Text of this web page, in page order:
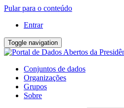
Pular para o conteúdo
Entrar
Toggle navigation
Conjuntos de dados
Organizações
Grupos
Sobre